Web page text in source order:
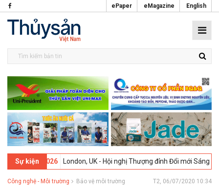
ePaper eMagazine English
Sự kiện
09-02-2026 London, UK - Hội nghị Thượng đỉnh Đổi mới Sáng tạo
Công nghệ - Môi trường Bảo vệ môi trường T2, 06/07/2020 10:34